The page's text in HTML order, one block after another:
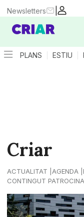
|
Newsletters
PLANS ESTIU
Criar
ACTUALITAT AGENDA
CONTINGUT